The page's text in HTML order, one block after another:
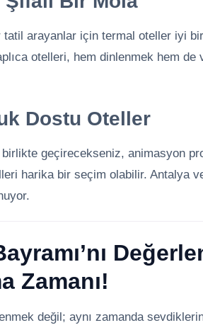
tatil arayanlar için termal oteller iyi
otelleri, hem dinlenmek hem
Dostu Oteller
geçirecekseniz, animasyon
harika bir seçim olabilir. Antalya
Zamanı!
değil; aynı zamanda